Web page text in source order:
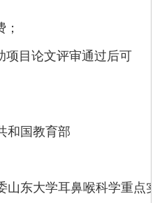
项目论文评审通过后可
和国教育部
山东大学耳鼻喉科学重点实